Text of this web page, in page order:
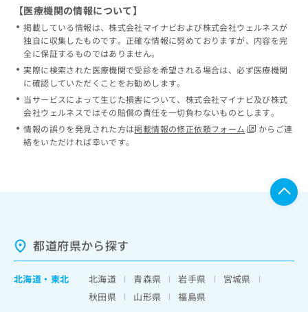
【医療機関の情報について】
掲載している情報は、株式会社マイナビおよび株式会社ウェルネスが
独自に収集したものです。正確な情報に努めておりますが、内容を完
全に保証するものではありません。
実際に検索された医療機関で受診を希望される場合は、必ず医療機関
に確認していただくことをお勧めします。
当サービスによって生じた損害について、株式会社マイナビ及び株式
会社ウェルネスではその賠償の責任を一切負わないものとします。
情報の誤りを発見された方は掲載情報の修正依頼フォーム
からご連
絡をいただければ幸いです。
都道府県から探す
北海道 ・ 東北 北海道 青森県 岩手県
宮城県
秋田県
山形県
福島県